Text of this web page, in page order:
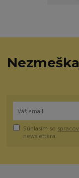
Súhlasím so
newslettera.